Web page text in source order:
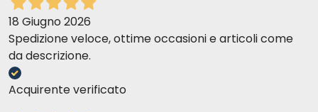
73,8 kcal/100 g
THUNFISCH MIT QUINOA in Gelee
Zusammensetzung:
Giulia D
Ottimo prodotto, buon rapporto qualità/prezzo, spedizione
velocissima.
18 Giugno 2026
Spedizione veloce, ottime occasioni e articoli come
da descrizione.
Acquirente verificato